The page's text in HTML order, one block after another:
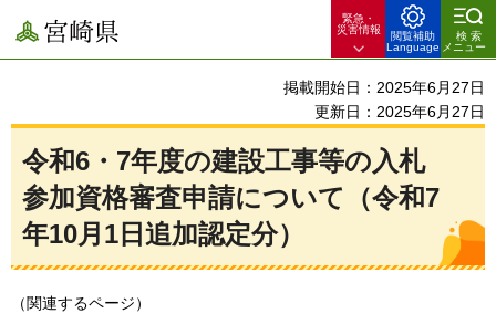
宮崎県
緊急・
災害情報
閲覧補助
Language
検索
メニュー
掲載開始日：2025年6月27日
更新日：2025年6月27日
令和6・7年度の建設工事等の入札
参加資格審査申請について（令和7
年10月1日追加認定分）
（関連するページ）